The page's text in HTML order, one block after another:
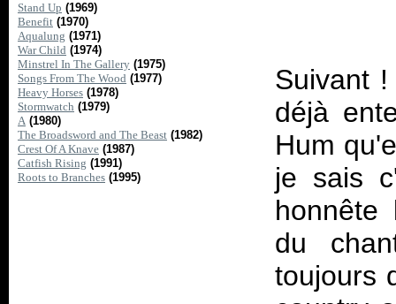
Stand Up (1969)
Benefit (1970)
Aqualung (1971)
War Child (1974)
Minstrel In The Gallery (1975)
Songs From The Wood (1977)
Heavy Horses (1978)
Stormwatch (1979)
A (1980)
The Broadsword and The Beast (1982)
Crest Of A Knave (1987)
Catfish Rising (1991)
Roots to Branches (1995)
Suivant
déjà
Hum
je sais
honnête
du
toujours